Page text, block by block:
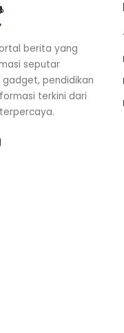
berita yang
seputar
pendidikan
terkini dari